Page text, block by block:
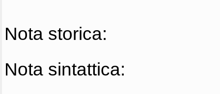
Nota storica:
Nota sintattica: